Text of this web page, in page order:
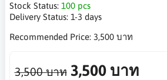
Stock Status: 100 pcs
Delivery Status: 1-3 days
Recommended Price: 3,500 บาท
3,500 บาท 3,500 บาท